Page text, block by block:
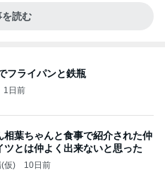
を読む
フライパンと鉄瓶
1日前
相葉ちゃんと食事で紹介された仲
ツとは仲よく出来ないと思った
仮) 10日前